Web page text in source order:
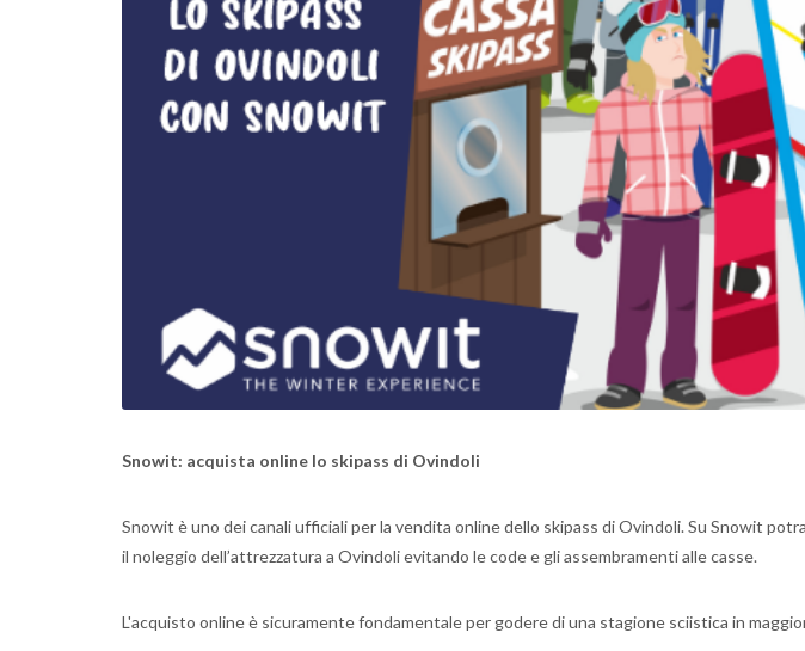
Snowit: acquista online lo skipass di Ovindoli
Snowit è uno dei canali ufficiali per la vendita online dello skipass di Ovindoli. Su Snowit
il noleggio dell’attrezzatura a Ovindoli evitando le code e gli assembramenti alle casse.
L'acquisto online è sicuramente fondamentale per godere di una stagione sciistica in